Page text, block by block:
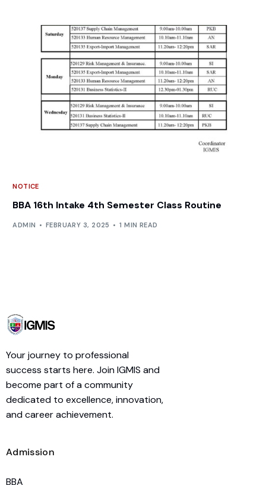
NOTICE
BBA 16th Intake 4th Semester Class Routine
ADMIN FEBRUARY 3, 2025 1 MIN READ
Your journey to professional
success starts here. Join IGMIS and
become part of a community
dedicated to excellence, innovation,
and career achievement.
Admission
BBA